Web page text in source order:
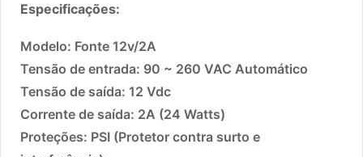
Especificações:
Modelo: Fonte 12v/2A
Tensão de entrada: 90 ~ 260 VAC Automático
Tensão de saída: 12 Vdc
Corrente de saída: 2A (24 Watts)
Proteções: PSI (Protetor contra surto e